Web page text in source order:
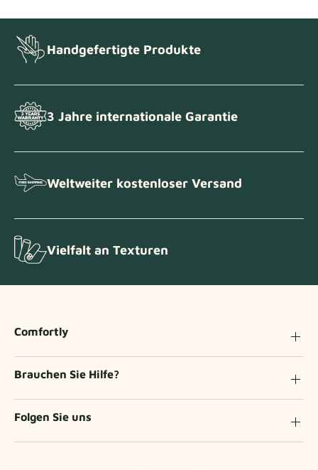
Handgefertigte Produkte
3 Jahre internationale Garantie
Weltweiter kostenloser Versand
Vielfalt an Texturen
Comfortly
Brauchen Sie Hilfe?
Folgen Sie uns